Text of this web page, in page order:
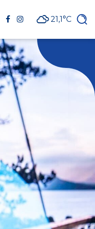
21,1°C